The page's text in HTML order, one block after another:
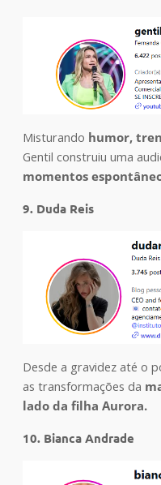
Misturando humor,
Gentil construiu uma
momentos
9. Duda Reis
Desde a gravidez até o
as transformações da
lado da filha Aurora.
10. Bianca Andrade